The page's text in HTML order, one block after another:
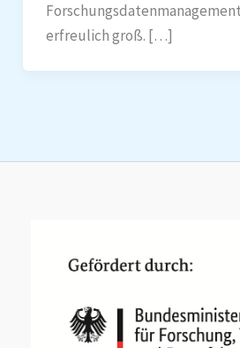
erfreulich groß. […]